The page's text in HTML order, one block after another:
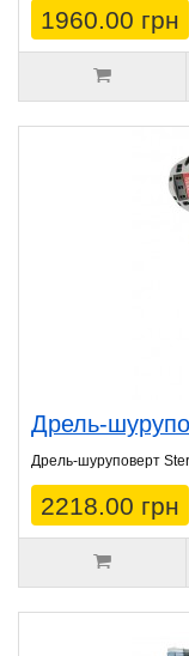
1960.00 грн
Дрель-
Дрель-шуруповерт
2218.00 грн